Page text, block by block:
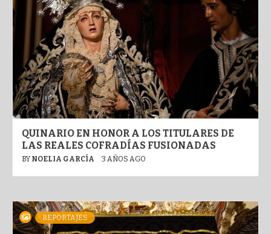
QUINARIO EN HONOR A LOS TITULARES DE
LAS REALES COFRADÍAS FUSIONADAS
BY NOELIA GARCÍA 3 AÑOS AGO
REPORTAJES